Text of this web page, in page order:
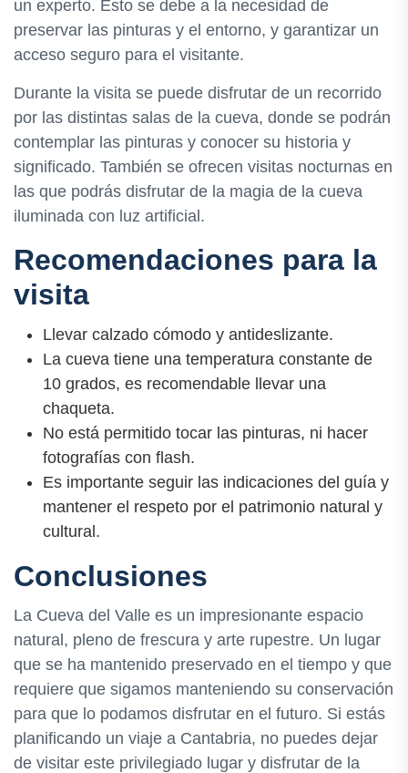
un experto. Esto se debe a la necesidad de
preservar las pinturas y el entorno, y garantizar un
acceso seguro para el visitante.
Durante la visita se puede disfrutar de un recorrido
por las distintas salas de la cueva, donde se podrán
contemplar las pinturas y conocer su historia y
significado. También se ofrecen visitas nocturnas en
las que podrás disfrutar de la magia de la cueva
iluminada con luz artificial.
Recomendaciones para la
visita
Llevar calzado cómodo y antideslizante.
La cueva tiene una temperatura constante de
10 grados, es recomendable llevar una
chaqueta.
No está permitido tocar las pinturas, ni hacer
fotografías con flash.
Es importante seguir las indicaciones del guía y
mantener el respeto por el patrimonio natural y
cultural.
Conclusiones
La Cueva del Valle es un impresionante espacio
natural, pleno de frescura y arte rupestre. Un lugar
que se ha mantenido preservado en el tiempo y que
requiere que sigamos manteniendo su conservación
para que lo podamos disfrutar en el futuro. Si estás
planificando un viaje a Cantabria, no puedes dejar
de visitar este privilegiado lugar y disfrutar de la